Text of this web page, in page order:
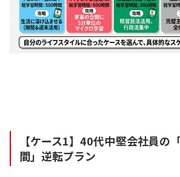
【ケース1】40代中堅会社員の
間」逆転プラン